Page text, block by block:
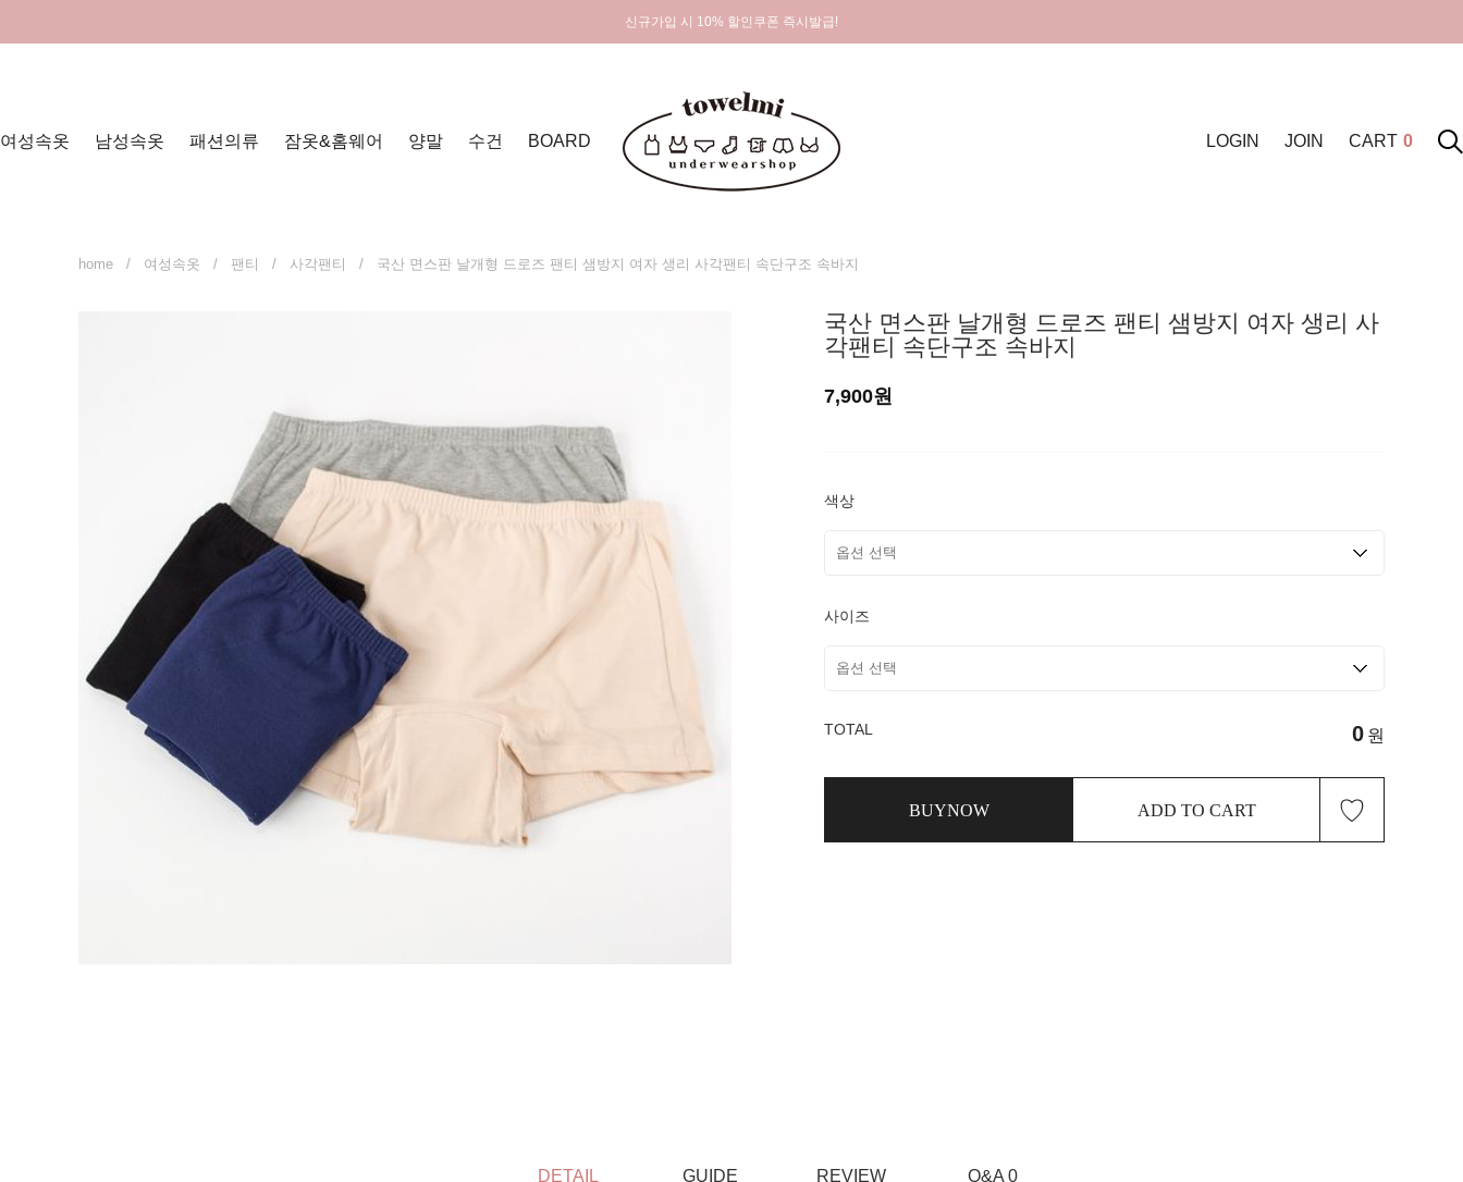
신규가입 시 10% 할인쿠폰 즉시발급!
여성속옷 남성속옷 패션의류 잠옷&홈웨어 양말 수건 BOARD LOGIN JOIN CART 0
home / 여성속옷 / 팬티 / 사각팬티 / 국산 면스판 날개형 드로즈 팬티 샘방지 여자 생리 사각팬티 속단구조 속바지
국산 면스판 날개형 드로즈 팬티 샘방지 여자 생리 사
각팬티 속단구조 속바지
7,900원
색상
사이즈
TOTAL 0 원
BUYNOW ADD TO CART ♡
DETAIL GUIDE REVIEW Q&A 0